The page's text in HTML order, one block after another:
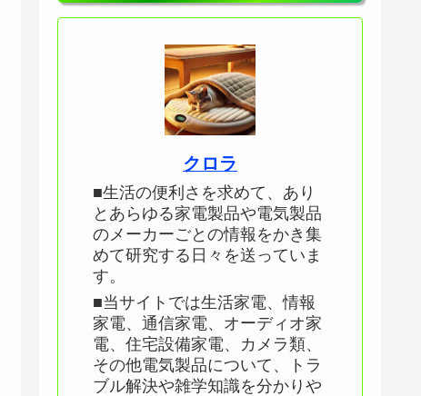
クロラ
■生活の便利さを求めて、あり
とあらゆる家電製品や電気製品
のメーカーごとの情報をかき集
めて研究する日々を送っていま
す。
■当サイトでは生活家電、情報
家電、通信家電、オーディオ家
電、住宅設備家電、カメラ類、
その他電気製品について、トラ
ブル解決や雑学知識を分かりや